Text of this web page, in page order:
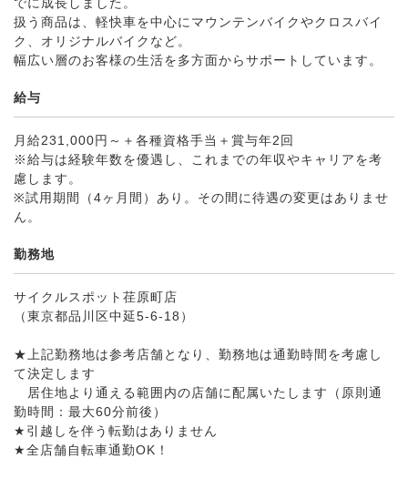
扱う商品は、軽快車を中心にマウンテンバイクやクロスバイ
ク、オリジナルバイクなど。
幅広い層のお客様の生活を多方面からサポートしています。
給与
月給231,000円～＋各種資格手当＋賞与年2回
※給与は経験年数を優遇し、これまでの年収やキャリアを考
慮します。
※試用期間（4ヶ月間）あり。その間に待遇の変更はありませ
ん。
勤務地
サイクルスポット荏原町店
（東京都品川区中延5-6-18）
★上記勤務地は参考店舗となり、勤務地は通勤時間を考慮し
て決定します
居住地より通える範囲内の店舗に配属いたします（原則通
勤時間：最大60分前後）
★引越しを伴う転勤はありません
★全店舗自転車通勤OK！